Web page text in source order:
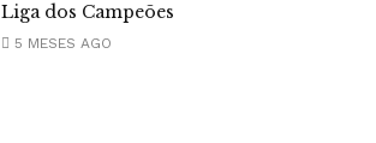
Liga dos Campeões
5 MESES AGO